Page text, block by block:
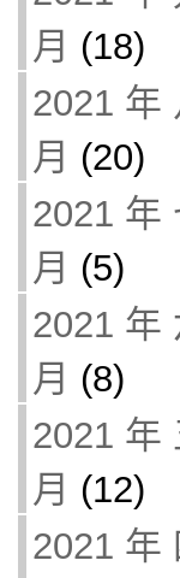
月 (18)
2021 年
月 (20)
2021 年
月 (5)
2021 年
月 (8)
2021 年
月 (12)
2021 年